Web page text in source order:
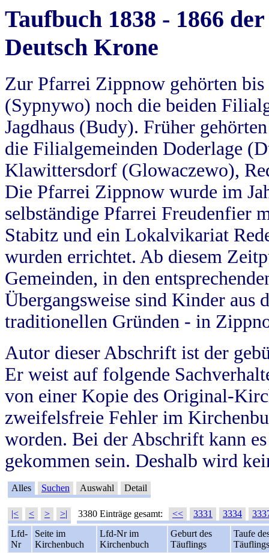
Taufbuch 1838 - 1866
Deutsch Krone
Zur Pfarrei Zippnow gehörten
(Sypnywo) noch die beiden
Jagdhaus (Budy). Früher
die Filialgemeinden Doderlage
Klawittersdorf (Glowaczewo),
Die Pfarrei Zippnow wurde im
selbständige Pfarrei Freudenfier
Stabitz und ein Lokalvikariat
wurden errichtet. Ab diesem
Gemeinden, in den
Übergangsweise sind Kinder aus
traditionellen Gründen - in
Autor dieser Abschrift ist der
Er weist auf folgende
von einer Kopie des Original-
zweifelsfreie Fehler im
worden. Bei der Abschrift kann
gekommen sein. Deshalb wird
Alles Suchen Auswahl Detail
|< < > >| 3380 Einträge gesamt: << 3331 3334
Lfd-
Nr
Seite im
Kirchenbuch
Lfd-Nr im
Kirchenbuch
Geburt des
Täuflings
Taufe
Täuflings